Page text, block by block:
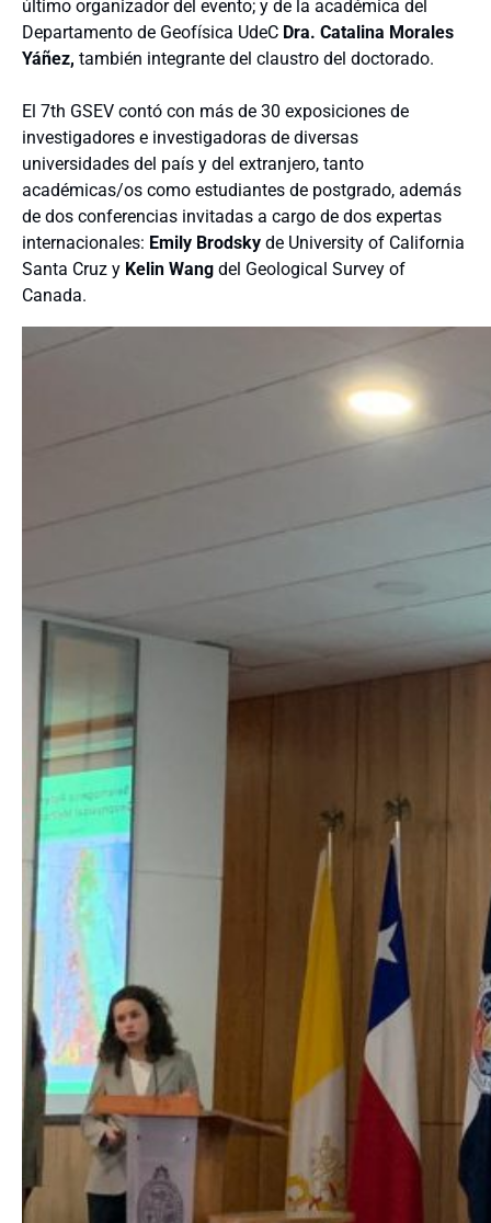
último organizador del evento; y de la académica del
Departamento de Geofísica UdeC Dra. Catalina Morales
Yáñez, también integrante del claustro del doctorado.
El 7th GSEV contó con más de 30 exposiciones de
investigadores e investigadoras de diversas
universidades del país y del extranjero, tanto
académicas/os como estudiantes de postgrado, además
de dos conferencias invitadas a cargo de dos expertas
internacionales: Emily Brodsky de University of California
Santa Cruz y Kelin Wang del Geological Survey of
Canada.